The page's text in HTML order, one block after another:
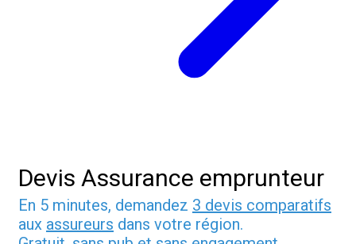
Devis Assurance emprunteur
En 5 minutes, demandez 3 devis comparatifs
aux assureurs dans votre région.